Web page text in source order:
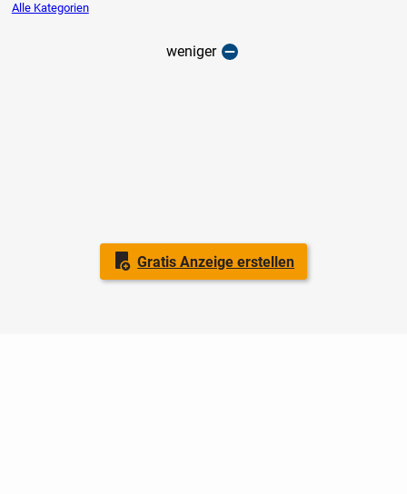
Gratis Anzeige erstellen
Alle Kategorien
weniger